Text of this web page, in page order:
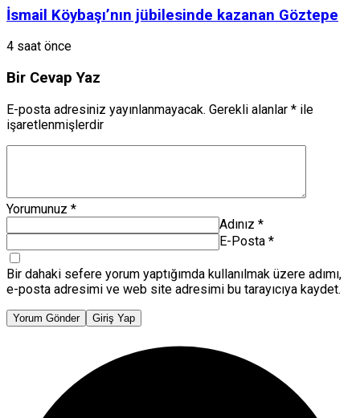
İsmail Köybaşı’nın jübilesinde kazanan Göztepe
4 saat önce
Bir Cevap Yaz
E-posta adresiniz yayınlanmayacak. Gerekli alanlar * ile
işaretlenmişlerdir
Yorumunuz *
Adınız *
E-Posta *
Bir dahaki sefere yorum yaptığımda kullanılmak üzere adımı,
e-posta adresimi ve web site adresimi bu tarayıcıya kaydet.
Yorum Gönder Giriş Yap